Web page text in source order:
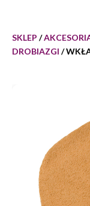
SKLEP /
DROBIAZGI /